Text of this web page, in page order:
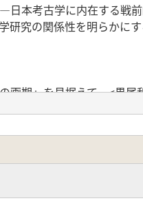
本考古学に内在する戦
究の関係性を明らかに
画期」を見据えて―<黒尾